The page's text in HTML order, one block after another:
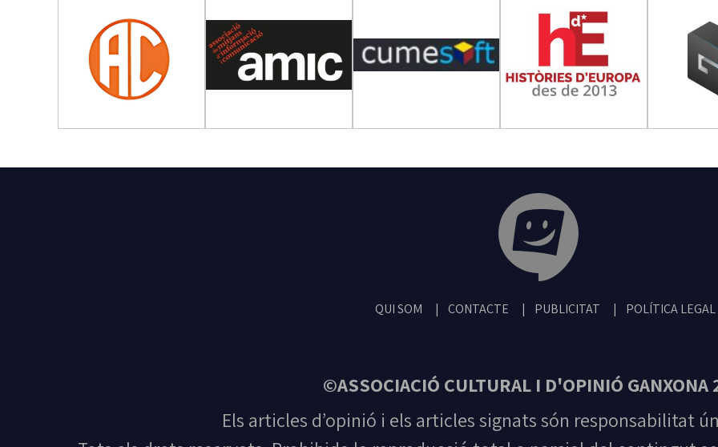
QUI SOM CONTACTE PUBLICITAT POLÍTICA LEGAL
©ASSOCIACIÓ CULTURAL I D'OPINIÓ GANXONA
Els articles d’opinió i els articles signats són responsabilitat